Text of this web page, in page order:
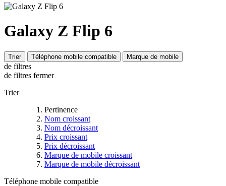
Galaxy Z Flip 6
Trier Téléphone mobile compatible Marque de mobile
de filtres
de filtres fermer
Trier
Pertinence
Nom croissant
Nom décroissant
Prix croissant
Prix décroissant
Marque de mobile croissant
Marque de mobile décroissant
Téléphone mobile compatible